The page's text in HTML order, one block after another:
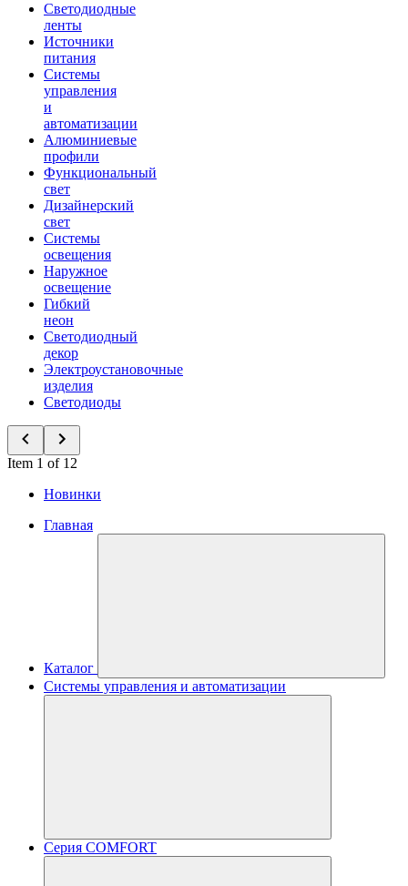
Светодиодные
ленты
Источники
питания
Системы
управления
и
автоматизации
Алюминиевые
профили
Функциональный
свет
Дизайнерский
свет
Системы
освещения
Наружное
освещение
Гибкий
неон
Светодиодный
декор
Электроустановочные
изделия
Светодиоды
Item 1 of 12
Новинки
Главная
Каталог
Системы управления и автоматизации
Серия COMFORT